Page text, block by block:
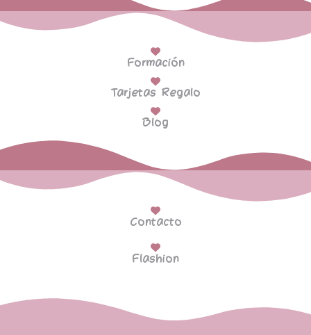
Formación
Tarjetas Regalo
Blog
Contacto
Flashion